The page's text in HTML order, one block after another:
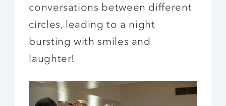
conversations between different
circles, leading to a night
bursting with smiles and
laughter!